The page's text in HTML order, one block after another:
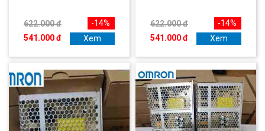
622.000 đ
541.000 đ
-14%
Xem
622.000 đ
541.000 đ
-14%
Xem